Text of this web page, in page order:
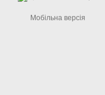
Мобільна версія